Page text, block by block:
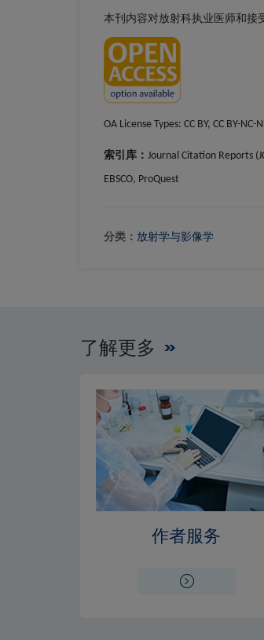
本刊内容对放射科执业医师和接
OA License Types: CC BY, CC BY-NC-
索引库： Journal Citation Reports
EBSCO, ProQuest
分类： 放射学与影像学
编辑委员会
了解更多
作者服务